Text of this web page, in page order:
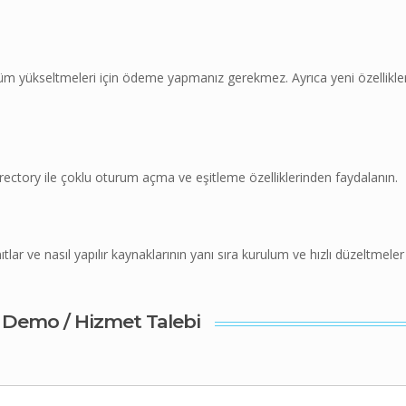
yükseltmeleri için ödeme yapmanız gerekmez. Ayrıca yeni
ile çoklu oturum açma ve eşitleme özelliklerinden faydalanın.
nasıl yapılır kaynaklarının yanı sıra kurulum ve hızlı
Demo / Hizmet Talebi